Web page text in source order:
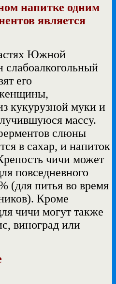
напитке одним
является
Южной
его
кукурузной муки и
массу.
слюны
в сахар, и напиток
чичи может
повседневного
(для питья во время
Кроме
чичи могут также
виноград или